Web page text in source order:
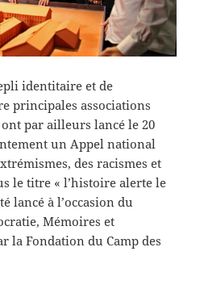
identitaire et de
principales associations
par ailleurs lancé le 20
un Appel national
des racismes et
le titre « l’histoire alerte le
lancé à l’occasion du
Mémoires et
la Fondation du Camp des